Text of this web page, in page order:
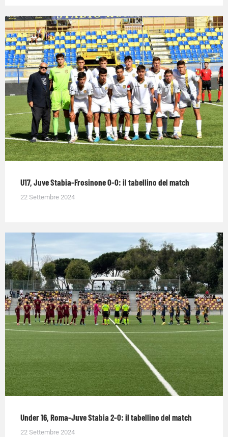
U17, Juve Stabia-Frosinone 0-0: il tabellino del match
22 Settembre 2024
Under 16, Roma-Juve Stabia 2-0: il tabellino del match
22 Settembre 2024